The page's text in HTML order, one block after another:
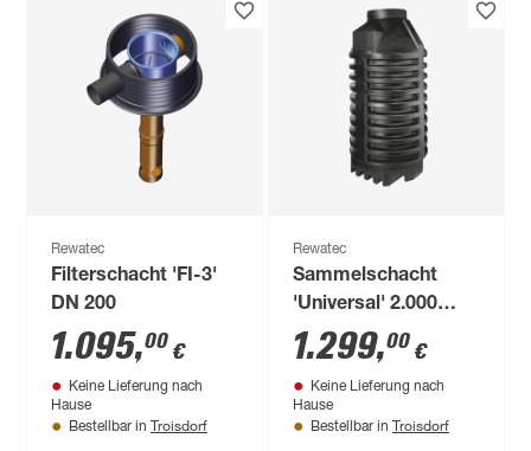
Rewatec
Filterschacht 'FI-3'
DN 200
1.095,00 €
Keine Lieferung nach
Hause
Bestellbar in Troisdorf
Rewatec
Sammelschacht
'Universal' 2.000
Liter Ø 117 x 239 cm
1.299,00 €
Keine Lieferung nach
Hause
Bestellbar in Troisdorf